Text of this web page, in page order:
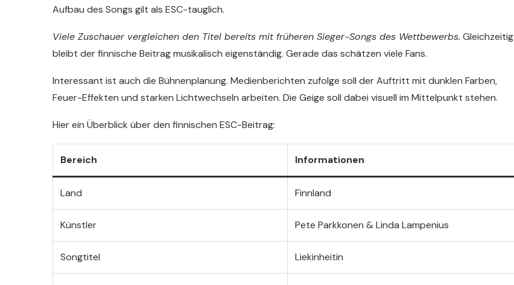
Aufbau des Songs gilt als ESC-tauglich.
Viele Zuschauer vergleichen den Titel bereits mit früheren Sieger-Songs des Wettbewerbs. Gleichzeitig
bleibt der finnische Beitrag musikalisch eigenständig. Gerade das schätzen viele Fans.
Interessant ist auch die Bühnenplanung. Medienberichten zufolge soll der Auftritt mit dunklen Farben,
Feuer-Effekten und starken Lichtwechseln arbeiten. Die Geige soll dabei visuell im Mittelpunkt stehen.
Hier ein Überblick über den finnischen ESC-Beitrag:
Bereich Informationen
Land Finnland
Künstler Pete Parkkonen & Linda Lampenius
Songtitel Liekinheitin